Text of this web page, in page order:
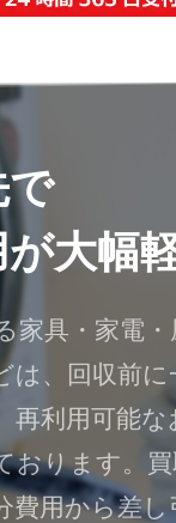
で
大幅
家具・家電・
は、回収前
再利用可能
おります。
費用から差し